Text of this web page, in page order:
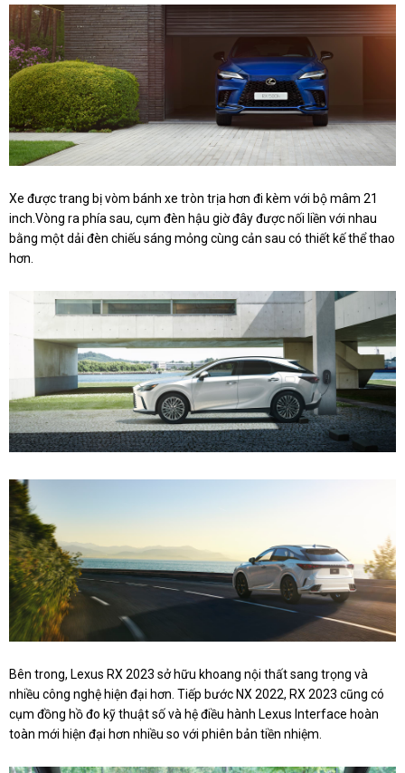
Xe được trang bị vòm bánh xe tròn trịa hơn đi kèm với bộ mâm 21
inch.Vòng ra phía sau, cụm đèn hậu giờ đây được nối liền với nhau
bằng một dải đèn chiếu sáng mỏng cùng cản sau có thiết kế thể thao
hơn.
Bên trong, Lexus RX 2023 sở hữu khoang nội thất sang trọng và
nhiều công nghệ hiện đại hơn. Tiếp bước NX 2022, RX 2023 cũng có
cụm đồng hồ đo kỹ thuật số và hệ điều hành Lexus Interface hoàn
toàn mới hiện đại hơn nhiều so với phiên bản tiền nhiệm.